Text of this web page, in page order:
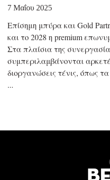
7 Μαΐου 2025
Επίσημη μπύρα και Gold
και το 2028 η premium
Στα πλαίσια της
συμπεριλαμβάνονται
διοργανώσεις τένις, όπως